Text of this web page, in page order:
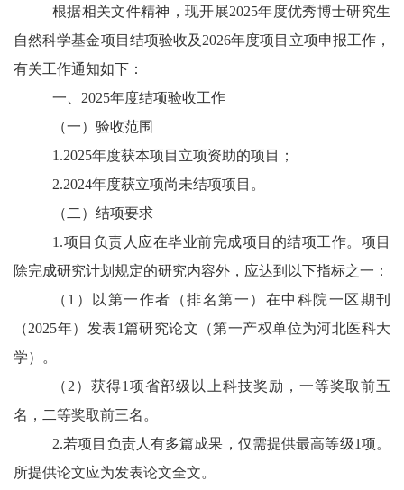
根据相关文件精神，现开展2025年度优秀博士研究生
自然科学基金项目结项验收及2026年度项目立项申报工作，
有关工作通知如下：
一、2025年度结项验收工作
（一）验收范围
1.2025年度获本项目立项资助的项目；
2.2024年度获立项尚未结项项目。
（二）结项要求
1.项目负责人应在毕业前完成项目的结项工作。项目
除完成研究计划规定的研究内容外，应达到以下指标之一：
（1）以第一作者
（排名第一）在中科院一区期刊
（2025年） 发表1篇研究论文（第一产权单位为河北医科大
学）。
（2）获得1项省部级以上科技奖励，一等奖取前五
名，二等奖取前三名。
2.若项目负责人有多篇成果，仅需提供最高等级1项。
所提供论文应为发表论文全文。